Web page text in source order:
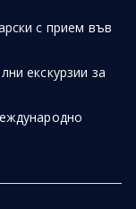
с прием във
екскурзии за